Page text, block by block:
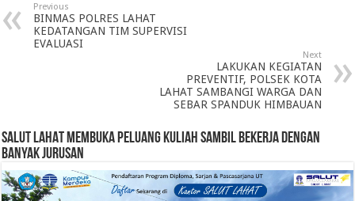
Previous
BINMAS POLRES LAHAT
KEDATANGAN TIM SUPERVISI
EVALUASI
Next
LAKUKAN KEGIATAN
PREVENTIF, POLSEK KOTA
LAHAT SAMBANGI WARGA DAN
SEBAR SPANDUK HIMBAUAN
SALUT LAHAT MEMBUKA PELUANG KULIAH SAMBIL BEKERJA DENGAN
BANYAK JURUSAN